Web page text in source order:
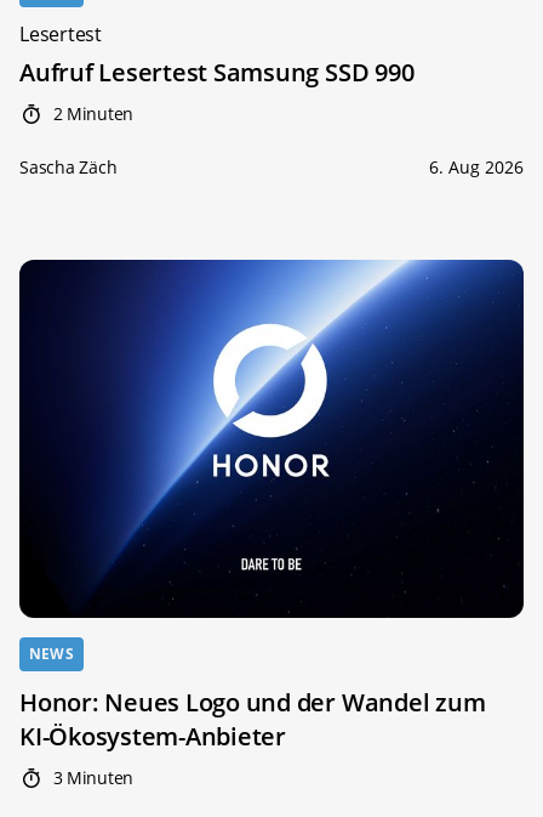
Lesertest
Aufruf Lesertest Samsung SSD 990
2 Minuten
Sascha Zäch 6. Aug 2026
NEWS
Honor: Neues Logo und der Wandel zum
KI-Ökosystem-Anbieter
3 Minuten